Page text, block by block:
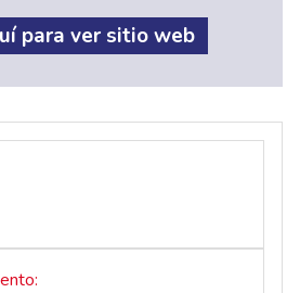
para ver sitio web